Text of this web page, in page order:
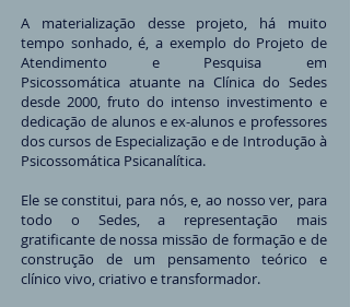
A materialização desse projeto, há muito
tempo sonhado, é, a exemplo do Projeto de
Atendimento e Pesquisa em
Psicossomática atuante na Clínica do Sedes
desde 2000, fruto do intenso investimento e
dedicação de alunos e ex-alunos e professores
dos cursos de Especialização e de Introdução à
Psicossomática Psicanalítica.
Ele se constitui, para nós, e, ao nosso ver, para
todo o Sedes, a representação mais
gratificante de nossa missão de formação e de
construção de um pensamento teórico e
clínico vivo, criativo e transformador.